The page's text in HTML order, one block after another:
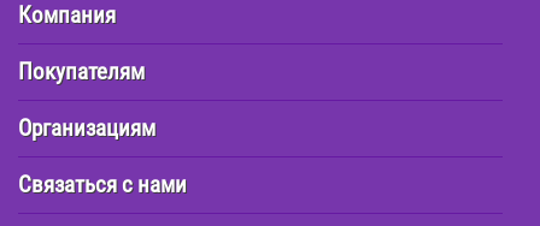
Компания
Покупателям
Организациям
Связаться с нами